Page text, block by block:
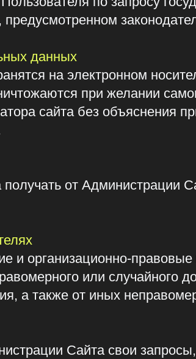
правовые меры в
или случайного доступа к
от иных неправомерных
Сайта свои запросы, в т. ч.
п. 3 настоящей Политики
Пользователя или его
его органе;